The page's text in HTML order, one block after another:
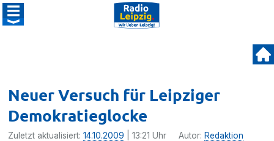
Neuer Versuch für Leipziger
Demokratieglocke
Zuletzt aktualisiert:14.10.2009 | 13:21 Uhr Autor: Redaktion